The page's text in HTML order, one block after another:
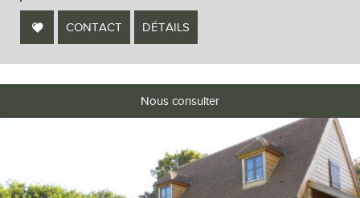
CONTACT DÉTAILS
Nous consulter